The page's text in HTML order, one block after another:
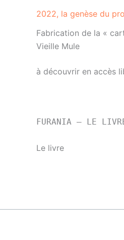
2022, la genèse du
Fabrication de la «
Vieille Mule
à découvrir en accès
FURANIA – LE
Le livre